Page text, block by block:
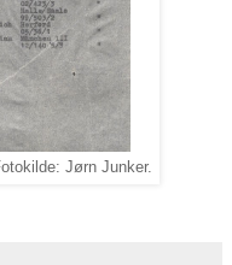
Jørn Junker.